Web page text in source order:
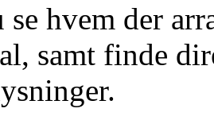
hvem der
samt finde